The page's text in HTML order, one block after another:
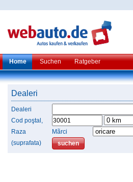
Home Suchen Ratgeber
Dealeri
Dealeri
Cod poştal,
Raza
(suprafata)
Mãrci